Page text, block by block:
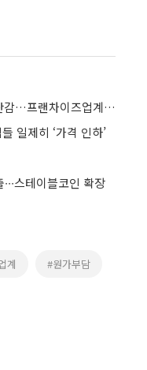
커피원두값 폭등에도 아아 인상은 난감…프랜차이즈업계, 디저트로 돌파구
일제히 ‘가격 인하’
스테이블코인 확장
계 #원가부담